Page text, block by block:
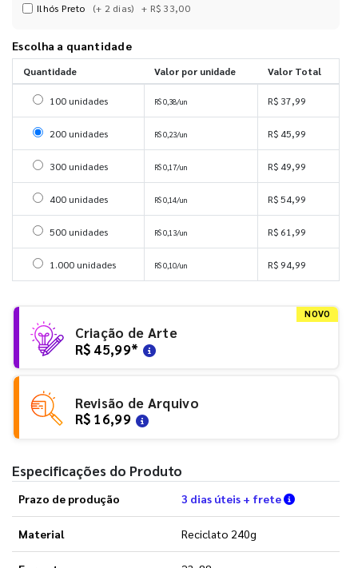
Ilhós Preto (+ 2 dias) + R$ 33,00
Escolha a quantidade
Quantidade Valor por unidade Valor Total
Selecionar 100 unidades
100 unidades R$ 0,38/un R$ 37,99
Selecionar 200 unidades
200 unidades R$ 0,23/un R$ 45,99
Selecionar 300 unidades
300 unidades R$ 0,17/un R$ 49,99
Selecionar 400 unidades
400 unidades R$ 0,14/un R$ 54,99
Selecionar 500 unidades
500 unidades R$ 0,13/un R$ 61,99
Selecionar 1000 unidades
1.000 unidades R$ 0,10/un R$ 94,99
NOVO
Criação de Arte
R$ 45,99*
Revisão de Arquivo
R$ 16,99
Especificações do Produto
Prazo de produção 3 dias úteis + frete Verifique
Material Reciclato 240g